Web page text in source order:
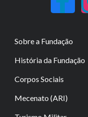
Sobre a Fundação
História da Fundação
Corpos Sociais
Mecenato (ARI)